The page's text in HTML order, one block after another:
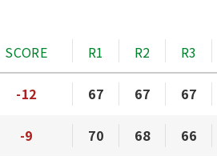
SCORE R1 R2 R3
-12 67 67 67
-9 70 68 66